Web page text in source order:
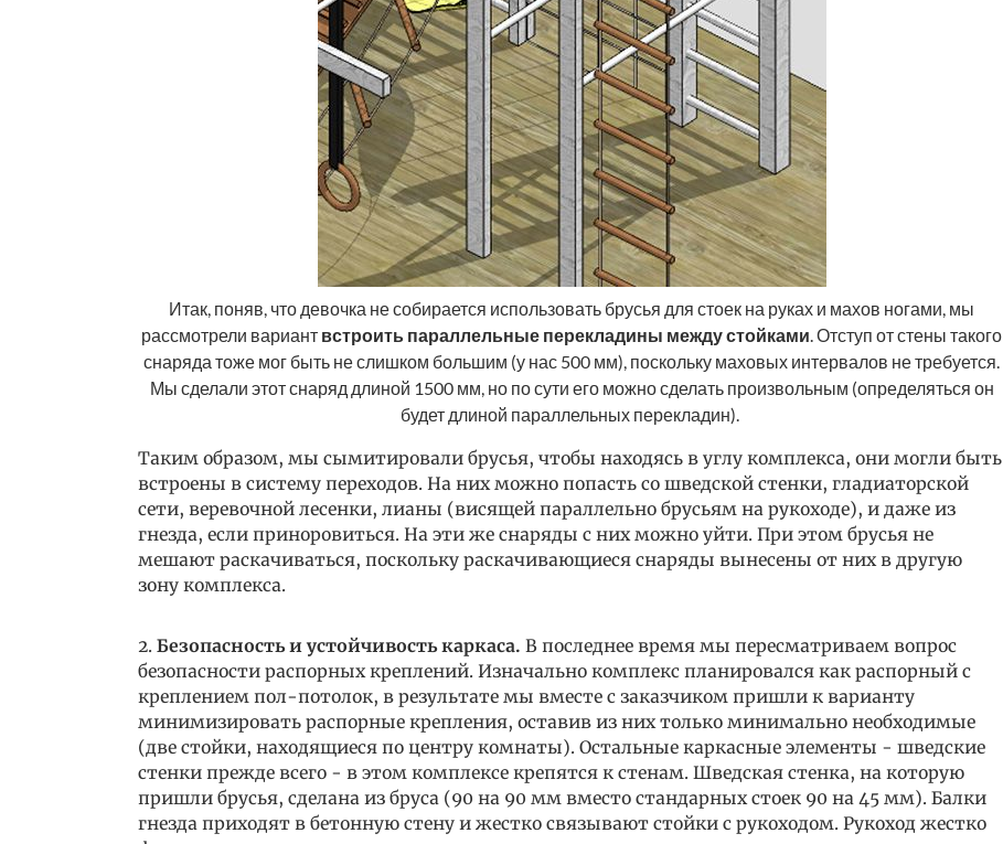
Итак, поняв, что девочка не собирается использовать брусья для стоек на руках и махов ногами, мы
рассмотрели вариант встроить параллельные перекладины между стойками. Отступ от стены такого
снаряда тоже мог быть не слишком большим (у нас 500 мм), поскольку маховых интервалов не требуется.
Мы сделали этот снаряд длиной 1500 мм, но по сути его можно сделать произвольным (определяться он
будет длиной параллельных перекладин).
Таким образом, мы сымитировали брусья, чтобы находясь в углу комплекса, они могли быть
встроены в систему переходов. На них можно попасть со шведской стенки, гладиаторской
сети, веревочной лесенки, лианы (висящей параллельно брусьям на рукоходе), и даже из
гнезда, если приноровиться. На эти же снаряды с них можно уйти. При этом брусья не
мешают раскачиваться, поскольку раскачивающиеся снаряды вынесены от них в другую
зону комплекса.
2.Безопасность и устойчивость каркаса.В последнее время мы пересматриваем вопрос
безопасности распорных креплений. Изначально комплекс планировался как распорный с
креплением пол-потолок, в результате мы вместе с заказчиком пришли к варианту
минимизировать распорные крепления, оставив из них только минимально необходимые
(две стойки, находящиеся по центру комнаты). Остальные каркасные элементы - шведские
стенки прежде всего - в этом комплексе крепятся к стенам. Шведская стенка, на которую
пришли брусья, сделана из бруса (90 на 90 мм вместо стандарных стоек 90 на 45 мм). Балки
гнезда приходят в бетонную стену и жестко связывают стойки с рукоходом. Рукоход жестко